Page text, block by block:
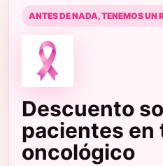
ANTES DE NADA, TENEMOS UN
Descuento
pacientes
oncológico